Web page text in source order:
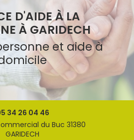
D'AIDE À LA
À GARIDECH
et aide à
34 26 04 46
du Buc 31380
GARIDECH